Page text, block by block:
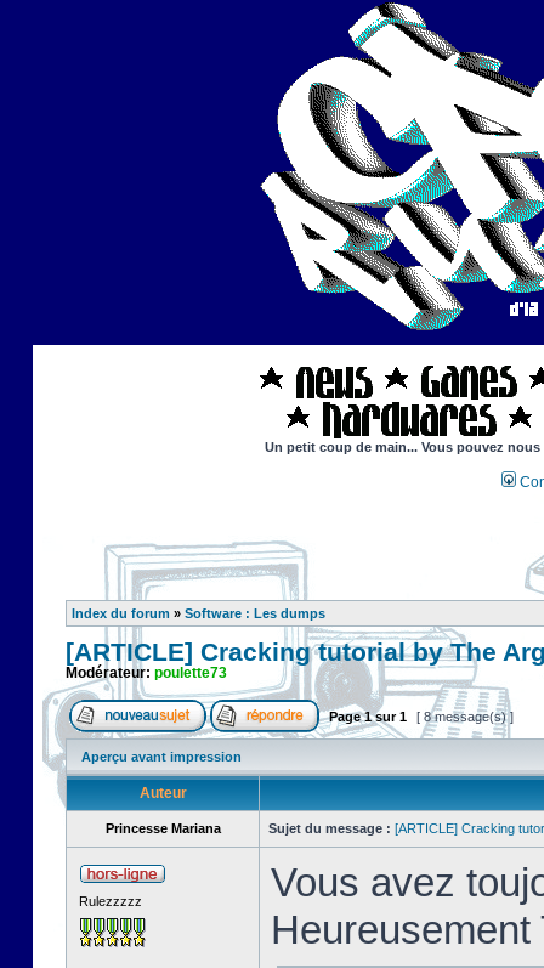
Un petit coup de main... Vous pouvez
Index du forum » Software : Les dumps
[ARTICLE] Cracking tutorial by The
Modérateur: poulette73
Page1sur1 [ 8 message(s) ]
Aperçu avant impression
Auteur
Princesse Mariana Sujet du message : [ARTICLE] Cracking
Rulezzzzz
Vous avez